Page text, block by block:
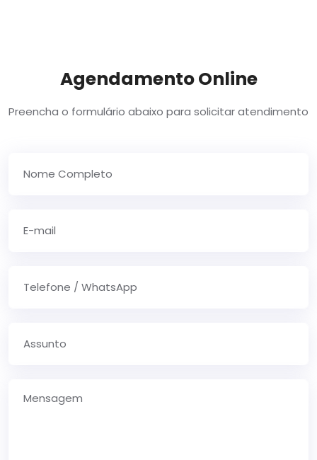
Agendamento Online
Preencha o formulário abaixo para solicitar atendimento